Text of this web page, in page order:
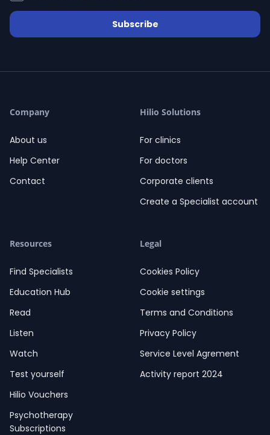
Subscribe
Company
About us
Help Center
Contact
Hilio Solutions
For clinics
For doctors
Corporate clients
Create a Specialist account
Resources
Find Specialists
Education Hub
Read
Listen
Watch
Test yourself
Hilio Vouchers
Psychotherapy
Subscriptions
Legal
Cookies Policy
Cookie settings
Terms and Conditions
Privacy Policy
Service Level Agrement
Activity report 2024